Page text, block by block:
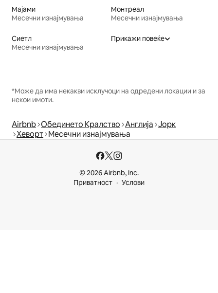
Мајами
Месечни изнајмувања
Монтреал
Месечни изнајмувања
Сиетл
Месечни изнајмувања
Прикажи повеќе
*Може да има некакви исклучоци на одредени локации и за
некои имоти.
Airbnb Обединето Кралство Англија Јорк
Хеворт Месечни изнајмувања
© 2026 Airbnb, Inc.
Приватност
Услови